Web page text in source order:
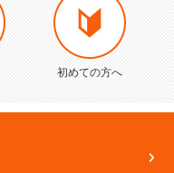
初めての方へ